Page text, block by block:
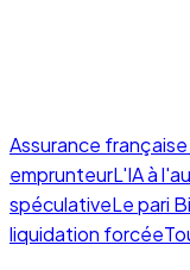
Assurance
emprunteurL'IA à
spéculativeLe pari
liquidation forcée